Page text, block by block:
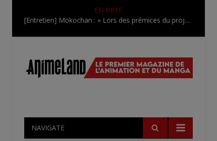
EN BREF
[Entretien] Mokochan : « Lors des prémices du projet, il était déjà demandé de suivre au mieux le manga originel.»
NAVIGATE